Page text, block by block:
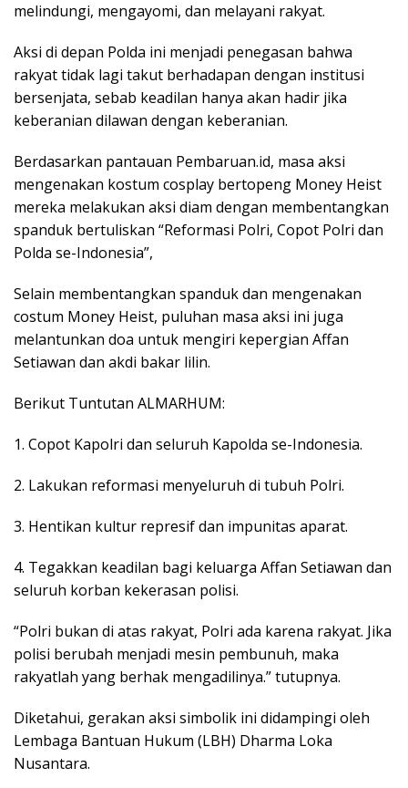
melindungi, mengayomi, dan melayani rakyat.
Aksi di depan Polda ini menjadi penegasan bahwa
rakyat tidak lagi takut berhadapan dengan institusi
bersenjata, sebab keadilan hanya akan hadir jika
keberanian dilawan dengan keberanian.
Berdasarkan pantauan Pembaruan.id, masa aksi
mengenakan kostum cosplay bertopeng Money Heist
mereka melakukan aksi diam dengan membentangkan
spanduk bertuliskan “Reformasi Polri, Copot Polri dan
Polda se-Indonesia”,
Selain membentangkan spanduk dan mengenakan
costum Money Heist, puluhan masa aksi ini juga
melantunkan doa untuk mengiri kepergian Affan
Setiawan dan akdi bakar lilin.
Berikut Tuntutan ALMARHUM:
1. Copot Kapolri dan seluruh Kapolda se-Indonesia.
2. Lakukan reformasi menyeluruh di tubuh Polri.
3. Hentikan kultur represif dan impunitas aparat.
4. Tegakkan keadilan bagi keluarga Affan Setiawan dan
seluruh korban kekerasan polisi.
“Polri bukan di atas rakyat, Polri ada karena rakyat. Jika
polisi berubah menjadi mesin pembunuh, maka
rakyatlah yang berhak mengadilinya.” tutupnya.
Diketahui, gerakan aksi simbolik ini didampingi oleh
Lembaga Bantuan Hukum (LBH) Dharma Loka
Nusantara.